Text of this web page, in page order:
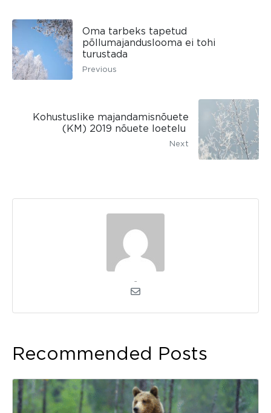
Oma tarbeks tapetud
põllumajanduslooma ei tohi
turustada
Previous
Kohustuslike majandamisnõuete
(KM) 2019 nõuete loetelu
Next
Recommended Posts